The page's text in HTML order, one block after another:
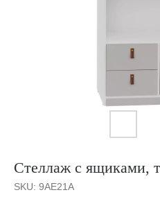
Стеллаж с ящиками,
SKU: 9AE21A